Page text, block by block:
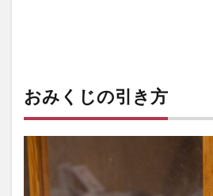
おみくじの引き方